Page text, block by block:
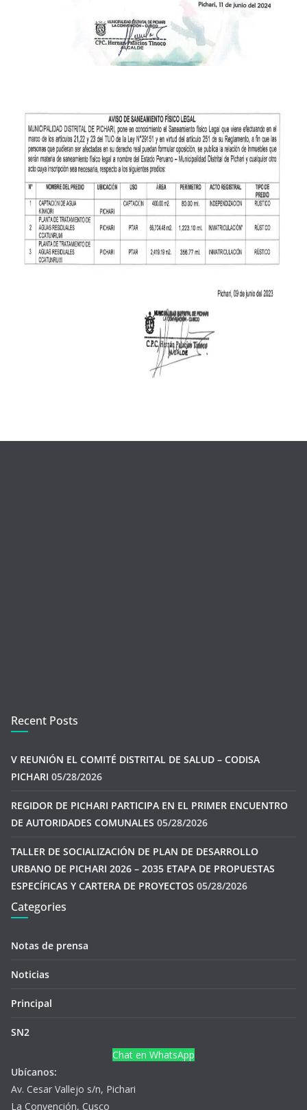
Recent Posts
V REUNIÓN EL COMITÉ DISTRITAL DE SALUD – CODISA
PICHARI 05/28/2026
REGIDOR DE PICHARI PARTICIPA EN EL PRIMER ENCUENTRO
DE AUTORIDADES COMUNALES 05/28/2026
TALLER DE SOCIALIZACIÓN DE PLAN DE DESARROLLO
URBANO DE PICHARI 2026 – 2035 ETAPA DE PROPUESTAS
ESPECÍFICAS Y CARTERA DE PROYECTOS 05/28/2026
Categories
Notas de prensa
Noticias
Principal
SN2
Chat en WhatsApp
Ubícanos:
Av. Cesar Vallejo s/n, Pichari
La Convención, Cusco